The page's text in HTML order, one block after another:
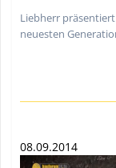
Liebherr
neuesten
08.09.2014